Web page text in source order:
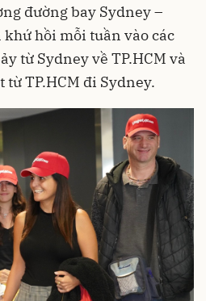
đường bay Sydney –
khứ hồi mỗi tuần vào các
từ Sydney về TP.HCM và
từ TP.HCM đi Sydney.